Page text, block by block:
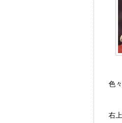
色
右